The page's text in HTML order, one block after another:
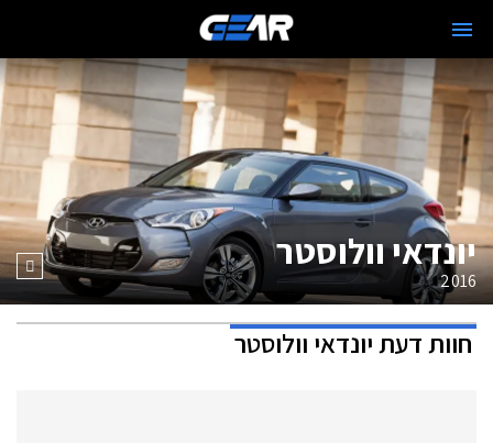
יונדאי וולוסטר
2016
חוות דעתיונדאי וולוסטר